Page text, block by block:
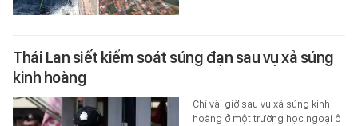
Thái Lan siết kiểm soát súng đạn sau vụ xả súng
kinh hoàng
Chỉ vài giờ sau vụ xả súng kinh
hoàng ở một trường học ngoại ô